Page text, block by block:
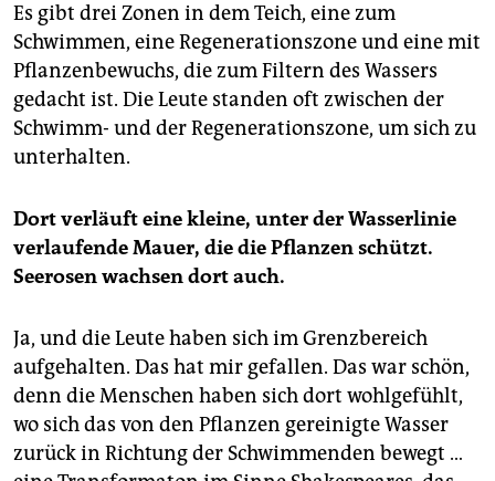
Es gibt drei Zonen in dem Teich, eine zum
Schwimmen, eine Regenerationszone und eine mit
Pflanzenbewuchs, die zum Filtern des Wassers
gedacht ist. Die Leute standen oft zwischen der
Schwimm- und der Regenerationszone, um sich zu
unterhalten.
Dort verläuft eine kleine, unter der Wasserlinie
verlaufende Mauer, die die Pflanzen schützt.
Seerosen wachsen dort auch.
Ja, und die Leute haben sich im Grenzbereich
aufgehalten. Das hat mir gefallen. Das war schön,
denn die Menschen haben sich dort wohlgefühlt,
wo sich das von den Pflanzen gereinigte Wasser
zurück in Richtung der Schwimmenden bewegt …